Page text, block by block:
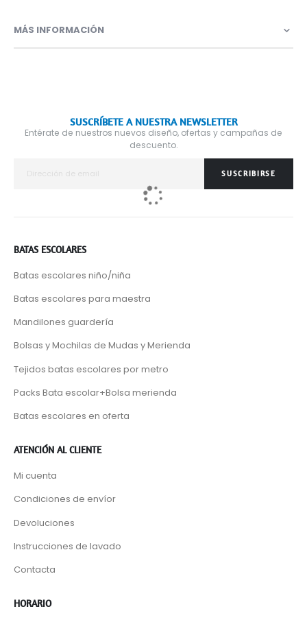
MÁS INFORMACIÓN
SUSCRÍBETE A NUESTRA NEWSLETTER
Entérate de nuestros nuevos diseño, ofertas y campañas de
descuento.
SUSCRIBIRSE
BATAS ESCOLARES
Batas escolares niño/niña
Batas escolares para maestra
Mandilones guardería
Bolsas y Mochilas de Mudas y Merienda
Tejidos batas escolares por metro
Packs Bata escolar+Bolsa merienda
Batas escolares en oferta
ATENCIÓN AL CLIENTE
Mi cuenta
Condiciones de envíor
Devoluciones
Instrucciones de lavado
Contacta
HORARIO